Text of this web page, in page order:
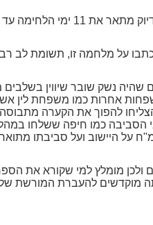
הספר המצוין הזה מביא את סיפור הקרב על
על מלחמה זו, תשומת לב
נשק שובר שיווין
אחרות כמו משפחת לין
להפוך את הקערה
הסביבה כמו חיפה ששלחו
על היישוב ועל סביבתו
ולכן מומלץ למי שקורא את
עתה מוקדשים להעברת המורשת